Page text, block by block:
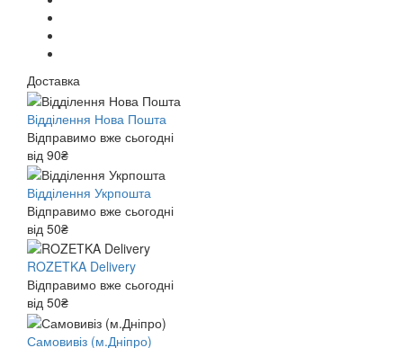
Доставка
Відділення Нова Пошта
Відправимо вже сьогодні
від 90₴
Відділення Укрпошта
Відправимо вже сьогодні
від 50₴
ROZETKA Delivery
Відправимо вже сьогодні
від 50₴
Самовивіз (м.Дніпро)